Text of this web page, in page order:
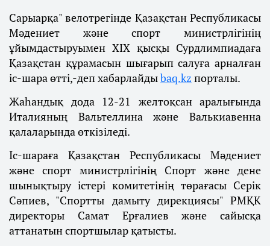
Сарыарқа" велотрегінде Қазақстан Республикасы
Мәдениет және спорт министрлігінің
ұйымдастыруымен XIX қысқы Сурдлимпиадаға
Қазақстан құрамасын шығарып салуға арналған
іс-шара өтті,-деп хабарлайдыbaq.kz порталы.
Жаһандық дода 12-21 желтоқсан аралығында
Италияның Вальтеллина және Валькиавенна
қалаларында өткізіледі.
Іс-шараға Қазақстан Республикасы Мәдениет
және спорт министрлігінің Спорт және дене
шынықтыру істері комитетінің төрағасы Серік
Сәпиев, "Спортты дамыту дирекциясы" РМҚК
директоры Самат Ерғалиев және сайысқа
аттанатын спортшылар қатысты.